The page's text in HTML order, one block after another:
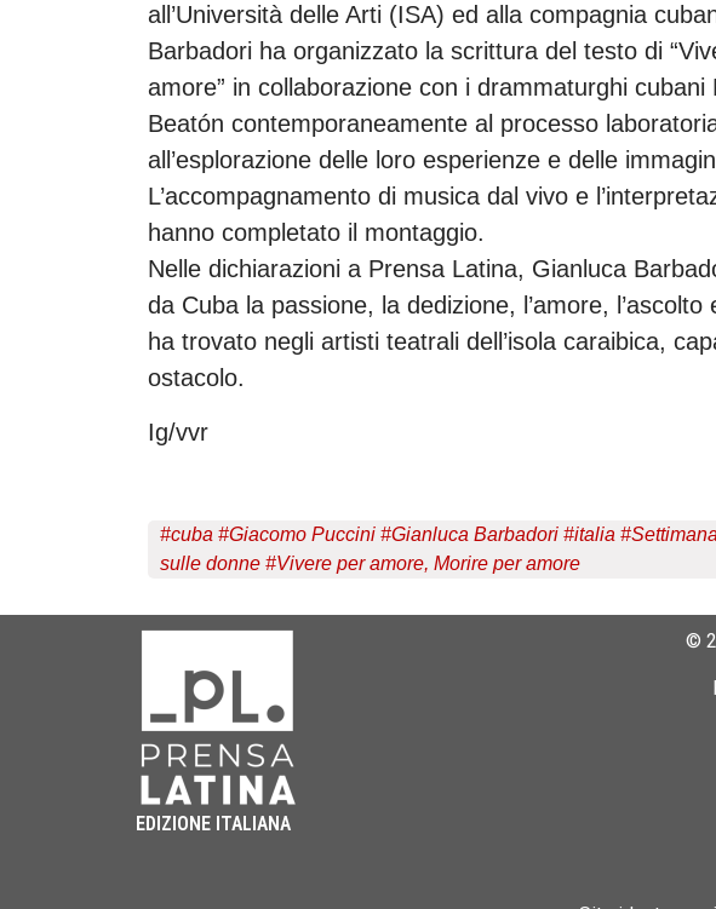
all’Università delle Arti (ISA) ed alla compagnia
Barbadori ha organizzato la scrittura del testo di
amore” in collaborazione con i drammaturghi
Beatón contemporaneamente al processo
all’esplorazione delle loro esperienze e delle
L’accompagnamento di musica dal vivo e
hanno completato il montaggio.
Nelle dichiarazioni a Prensa Latina, Gianluca
da Cuba la passione, la dedizione, l’amore,
ha trovato negli artisti teatrali dell’isola caraibica,
ostacolo.
Ig/vvr
#cuba #Giacomo Puccini #Gianluca Barbadori #italia #
sulle donne #Vivere per amore, Morire per amore
EDIZIONE ITALIANA
©